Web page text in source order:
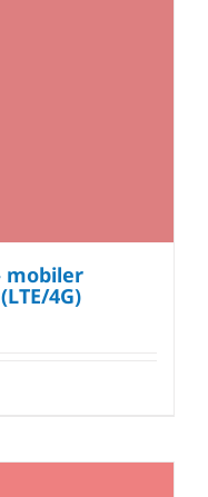
mobiler
4G)